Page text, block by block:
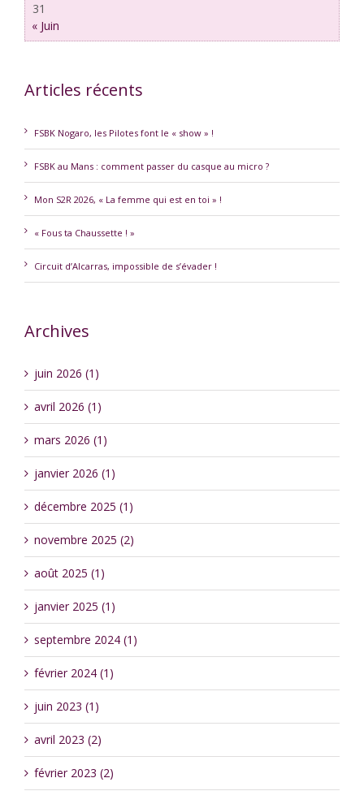
31
« Juin
Articles récents
FSBK Nogaro, les Pilotes font le « show » !
FSBK au Mans : comment passer du casque au micro ?
Mon S2R 2026, « La femme qui est en toi » !
« Fous ta Chaussette ! »
Circuit d’Alcarras, impossible de s’évader !
Archives
juin 2026 (1)
avril 2026 (1)
mars 2026 (1)
janvier 2026 (1)
décembre 2025 (1)
novembre 2025 (2)
août 2025 (1)
janvier 2025 (1)
septembre 2024 (1)
février 2024 (1)
juin 2023 (1)
avril 2023 (2)
février 2023 (2)